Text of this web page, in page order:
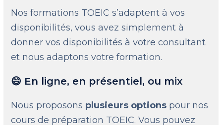
Nos formations TOEIC s’adaptent à vos
disponibilités, vous avez simplement à
donner vos disponibilités à votre consultant
et nous adaptons votre formation.
😄 En ligne, en présentiel, ou mix
Nous proposons plusieurs options pour nos
cours de préparation TOEIC. Vous pouvez